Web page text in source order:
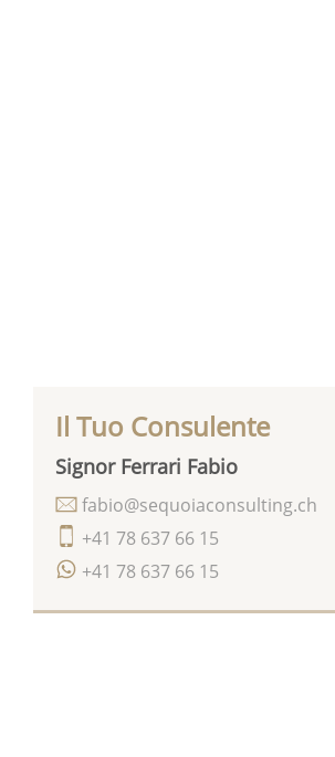
Il Tuo Consulente
Signor Ferrari Fabio
+41 78 637 66 15
+41 78 637 66 15
fabio@sequoiaconsulting.ch